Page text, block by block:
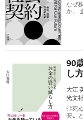
なぜ
か。
90
し
大江
光文社
◎死
安〟